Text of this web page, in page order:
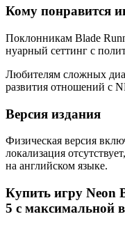
Кому понравится
Поклонникам Blade
нуарный сеттинг с
Любителям сложных
развития отношений с
Версия издания
Физическая версия
локализация
на английском языке.
Купить игру Neon
5 с максимальной